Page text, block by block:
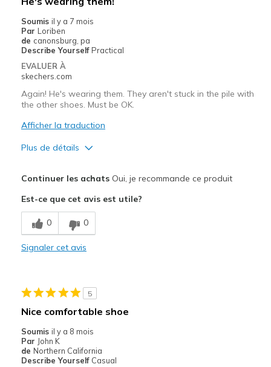
Soumis il y a 7 mois
Par Loriben
de canonsburg, pa
Describe Yourself Practical
EVALUER À
skechers.com
Again! He's wearing them. They aren't stuck in the pile with
the other shoes. Must be OK.
Afficher la traduction
Plus de détails
Breathe Well
Comfortable
Casual Wear
Width
Sizing
View On Shoes
Shoes are for Wearing
Continuer les achatsOui, je recommande ce produit
Est-ce que cet avis est utile?
0 0
Signaler cet avis
5
Nice comfortable shoe
Soumis il y a 8 mois
Par John K
de Northern California
Describe Yourself Casual